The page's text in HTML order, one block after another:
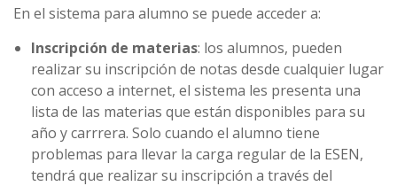
En el sistema para alumno se puede acceder a:
Inscripción de materias: los alumnos, pueden
realizar su inscripción de notas desde cualquier lugar
con acceso a internet, el sistema les presenta una
lista de las materias que están disponibles para su
año y carrrera. Solo cuando el alumno tiene
problemas para llevar la carga regular de la ESEN,
tendrá que realizar su inscripción a través del